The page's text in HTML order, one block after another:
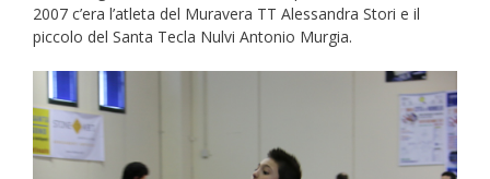
2007 c’era l’atleta del Muravera TT Alessandra Stori e il
piccolo del Santa Tecla Nulvi Antonio Murgia.